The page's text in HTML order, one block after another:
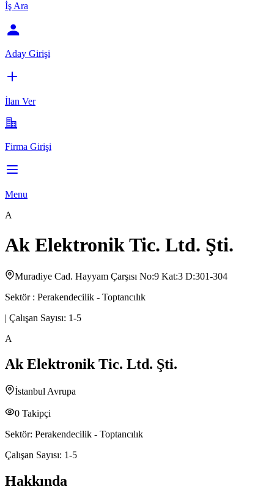
İş Ara
Aday Girişi
İlan Ver
Firma Girişi
Menu
A
Ak Elektronik Tic. Ltd. Şti.
Muradiye Cad. Hayyam Çarşısı No:9 Kat:3 D:301-304
Sektör : Perakendecilik - Toptancılık
| Çalışan Sayısı: 1-5
A
Ak Elektronik Tic. Ltd. Şti.
İstanbul Avrupa
0 Takipçi
Sektör: Perakendecilik - Toptancılık
Çalışan Sayısı: 1-5
Hakkında